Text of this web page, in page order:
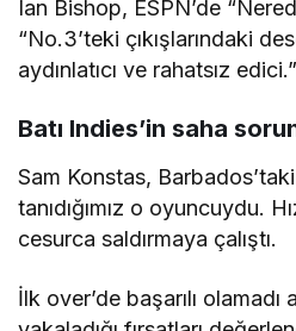
Ian Bishop, ESPN’de
“No.3’teki çıkışlarındaki
aydınlatıcı ve rahatsız edici.”
Batı Indies’in saha
Sam Konstas,
tanıdığımız o oyuncuydu.
cesurca saldırmaya çalıştı.
İlk over’de başarılı olamadı